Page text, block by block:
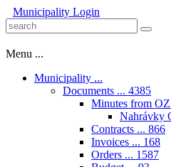
Municipality Login
Menu ...
Municipality ...
Documents ... 4385
Minutes from
Nahrávky
Contracts ... 866
Invoices ... 168
Orders ... 1587